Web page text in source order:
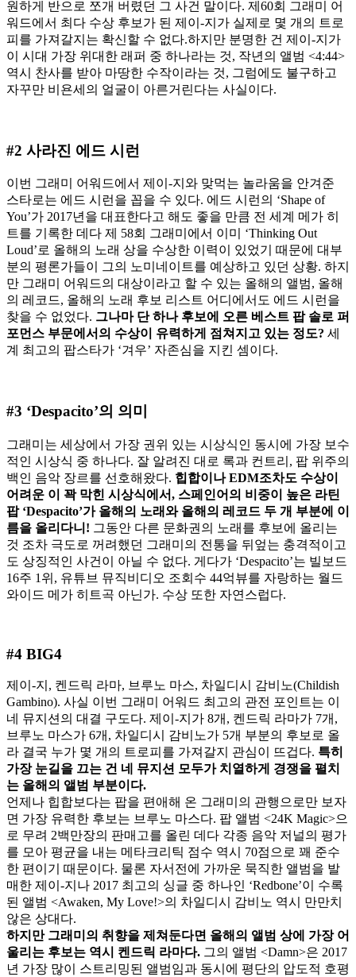
원하게 반으로 쪼개 버렸던 그 사건 말이다. 제60회 그래미 어
워드에서 최다 수상 후보가 된 제이-지가 실제로 몇 개의 트로
피를 가져갈지는 확신할 수 없다.하지만 분명한 건 제이-지가
이 시대 가장 위대한 래퍼 중 하나라는 것, 작년의 앨범 <4:44>
역시 찬사를 받아 마땅한 수작이라는 것, 그럼에도 불구하고
자꾸만 비욘세의 얼굴이 아른거린다는 사실이다.
#2 사라진 에드 시런
이번 그래미 어워드에서 제이-지와 맞먹는 놀라움을 안겨준
스타로는 에드 시런을 꼽을 수 있다. 에드 시런의 ‘Shape of
You’가 2017년을 대표한다고 해도 좋을 만큼 전 세계 메가 히
트를 기록한 데다 제 58회 그래미에서 이미 ‘Thinking Out
Loud’로 올해의 노래 상을 수상한 이력이 있었기 때문에 대부
분의 평론가들이 그의 노미네이트를 예상하고 있던 상황. 하지
만 그래미 어워드의 대상이라고 할 수 있는 올해의 앨범, 올해
의 레코드, 올해의 노래 후보 리스트 어디에서도 에드 시런을
찾을 수 없었다. 그나마 단 하나 후보에 오른 베스트 팝 솔로 퍼
포먼스 부문에서의 수상이 유력하게 점쳐지고 있는 정도? 세
계 최고의 팝스타가 ‘겨우’ 자존심을 지킨 셈이다.
#3 ‘Despacito’의 의미
그래미는 세상에서 가장 권위 있는 시상식인 동시에 가장 보수
적인 시상식 중 하나다. 잘 알려진 대로 록과 컨트리, 팝 위주의
백인 음악 장르를 선호해왔다. 힙합이나EDM조차도 수상이
어려운 이 꽉 막힌 시상식에서, 스페인어의 비중이 높은 라틴
팝‘Despacito’가 올해의 노래와 올해의 레코드 두 개 부분에
이
름을 올리다니 ! 그동안 다른 문화권의 노래를 후보에 올리는
것 조차 극도로 꺼려했던 그래미의 전통을 뒤엎는 충격적이고
도 상징적인 사건이 아닐 수 없다. 게다가 ‘Despacito’는 빌보드
16주 1위, 유튜브 뮤직비디오 조회수 44억뷰를 자랑하는 월드
와이드 메가 히트곡 아닌가. 수상 또한 자연스럽다.
#4 BIG4
제이-지, 켄드릭 라마, 브루노 마스, 차일디시 감비노(Childish
Gambino). 사실 이번 그래미 어워드 최고의 관전 포인트는 이
네 뮤지션의 대결 구도다. 제이-지가 8개, 켄드릭 라마가 7개,
브루노 마스가 6개, 차일디시 감비노가 5개 부분의 후보로 올
라 결국 누가 몇 개의 트로피를 가져갈지 관심이 뜨겁다. 특히
가장 눈길을 끄는 건 네 뮤지션 모두가 치열하게 경쟁을 펼치
는 올해의 앨범 부분이다.
언제나 힙합보다는 팝을 편애해 온 그래미의 관행으로만 보자
면 가장 유력한 후보는 브루노 마스다. 팝 앨범 <24K Magic>으
로 무려 2백만장의 판매고를 올린 데다 각종 음악 저널의 평가
를 모아 평균을 내는 메타크리틱 점수 역시 70점으로 꽤 준수
한 편이기 때문이다. 물론 자서전에 가까운 묵직한 앨범을 발
매한 제이-지나 2017 최고의 싱글 중 하나인 ‘Redbone’이 수록
된 앨범 <Awaken, My Love!>의 차일디시 감비노 역시 만만치
않은 상대다.
하지만 그래미의 취향을 제쳐둔다면 올해의 앨범 상에 가장 어
울리는 후보는 역시 켄드릭 라마다. 그의 앨범 <Damn>은 2017
년 가장 많이 스트리밍된 앨범임과 동시에 평단의 압도적 호평